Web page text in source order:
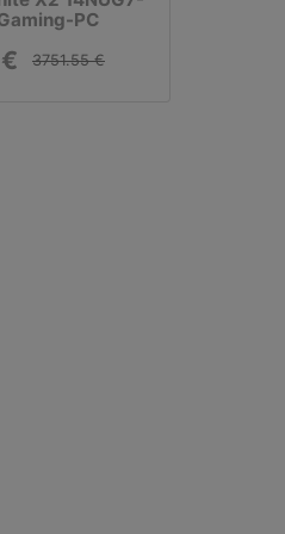
PC
3751.55 €